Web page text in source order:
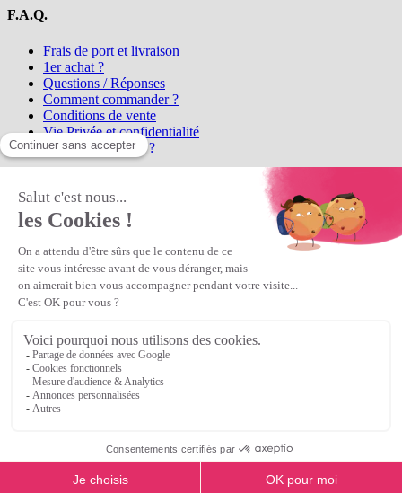
F.A.Q.
Frais de port et livraison
1er achat ?
Questions / Réponses
Comment commander ?
Conditions de vente
Vie Privée et confidentialité
Qui sommes-nous ?
la référence en perles et bijoux
perles en ligne, telles que les perles
et cristaux et strass en cristal Preciosa, les perles Miyuki perles et
apprêts en Argent 925, Gold Filled, perles de rocaille Preciosa
Matière Première est un
Première
Veuillez patienter...
Continuer vos achats
or Voir le panier